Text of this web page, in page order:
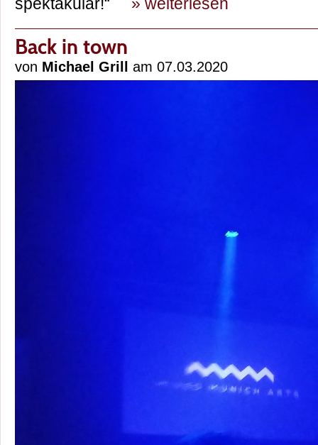
spektakulär!“ » weiterlesen
Back in town
von Michael Grill am 07.03.2020